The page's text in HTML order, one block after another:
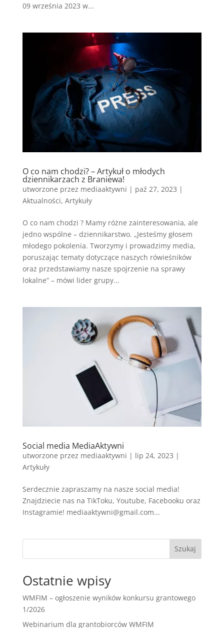
09 września 2023 w...
O co nam chodzi? – Artykuł o młodych
dziennikarzach z Braniewa!
utworzone przez mediaaktywni | paź 27, 2023 |
Aktualności, Artykuły
O co nam chodzi ? Mamy różne zainteresowania, ale
jedno wspólne – dziennikarstwo. „Jesteśmy głosem
młodego pokolenia. Tworzymy i prowadzimy media,
poruszając tematy dotyczące naszych rówieśników
oraz przedstawiamy nasze spojrzenie na sprawy
lokalne” – mówi lider grupy...
Social media MediaAktywni
utworzone przez mediaaktywni | lip 24, 2023 |
Artykuły
Serdecznie zapraszamy na nasze social media!
Znajdziecie nas na TikToku, Youtube, Facebooku oraz
Instagramie! mediaaktywni@gmail.com...
Szukaj
Ostatnie wpisy
WMFIM – ogłoszenie wyników konkursu grantowego
1/2026
Webinarium dla grantobiorców WMFIM